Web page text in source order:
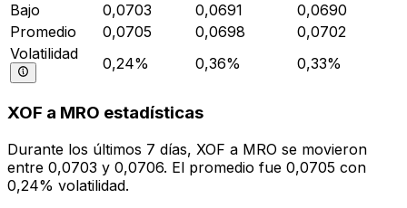
Bajo
0,0703 0,0691
0,0690
Promedio
0,0705 0,0698
0,0702
Volatilidad
0,24% 0,36% 0,33%
XOF a MRO estadísticas
Durante los últimos 7 días, XOF a MRO se movieron
entre 0,0703 y 0,0706. El promedio fue 0,0705 con
0,24% volatilidad.